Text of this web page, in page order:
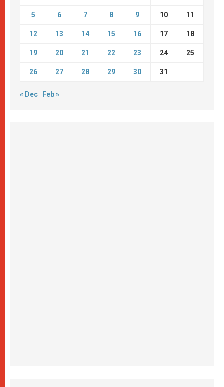
5 6 7 8 9 10 11
12 13 14 15 16 17 18
19 20 21 22 23 24 25
26 27 28 29 30 31
« Dec Feb »